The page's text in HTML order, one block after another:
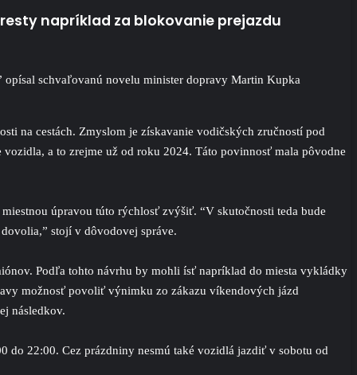
napríklad za blokovanie prejazdu
opísal schvaľovanú novelu minister dopravy Martin Kupka
na cestách. Zmyslom je získavanie vodičských zručností pod
a to zrejme už od roku 2024. Táto povinnosť mala pôvodne
úpravou túto rýchlosť zvýšiť. “V skutočnosti teda bude
stojí v dôvodovej správe.
Podľa tohto návrhu by mohli ísť napríklad do miesta vykládky
možnosť povoliť výnimku zo zákazu víkendových jázd
následkov.
do 22:00. Cez prázdniny nesmú také vozidlá jazdiť v sobotu od